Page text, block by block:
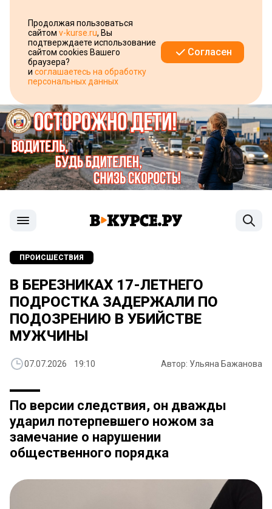
Продолжая пользоваться
сайтом v-kurse.ru, Вы
подтверждаете использование
сайтом cookies Вашего
браузера?
и соглашаетесь на обработку
персональных данных
Согласен
ПРОИСШЕСТВИЯ
В БЕРЕЗНИКАХ 17-ЛЕТНЕГО
ПОДРОСТКА ЗАДЕРЖАЛИ ПО
ПОДОЗРЕНИЮ В УБИЙСТВЕ
МУЖЧИНЫ
07.07.2026 19:10 Автор: Ульяна Бажанова
По версии следствия, он дважды
ударил потерпевшего ножом за
замечание о нарушении
общественного порядка